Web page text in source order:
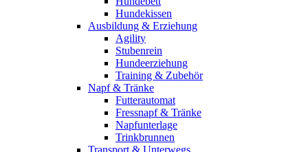
Hundekissen
Ausbildung & Erziehung
Agility
Stubenrein
Hundeerziehung
Training & Zubehör
Napf & Tränke
Futterautomat
Fressnapf & Tränke
Napfunterlage
Trinkbrunnen
Transport & Unterwegs